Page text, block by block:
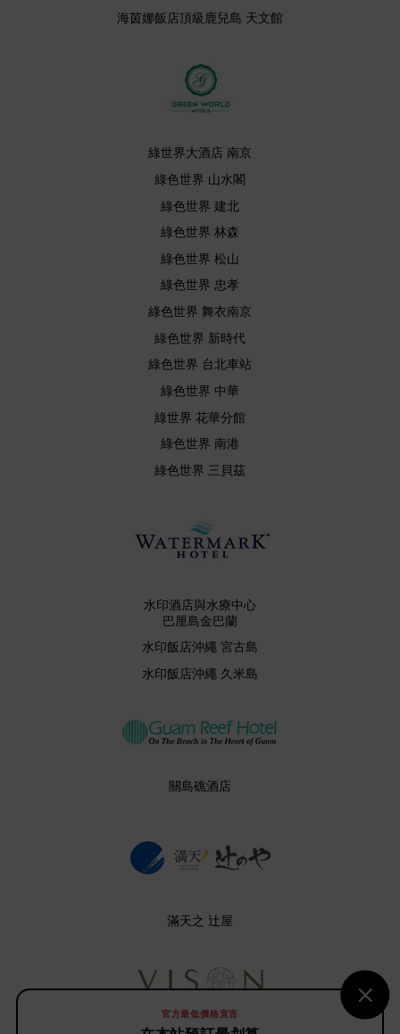
官方最低價格宣言
海茵娜飯店頂級鹿兒島 天文館
綠世界大酒店 南京
綠色世界 山水閣
綠色世界 建北
綠色世界 林森
綠色世界 松山
綠色世界 忠孝
綠色世界 舞衣南京
綠色世界 新時代
綠色世界 台北車站
綠色世界 中華
綠世界 花華分館
綠色世界 南港
綠色世界 三貝茲
水印酒店與水療中心
巴厘島金巴蘭
水印飯店沖繩 宮古島
水印飯店沖繩 久米島
關島礁酒店
滿天之 辻屋